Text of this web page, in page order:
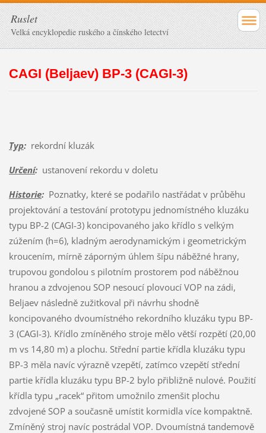
Ruslet
Velká encyklopedie ruského a čínského letectví
CAGI (Beljaev) BP-3 (CAGI-3)
Typ:rekordní kluzák
Určení:ustanovení rekordu v doletu
Historie:Poznatky, které se podařilo nastřádat v průběhu
projektování a testování prototypu jednomístného kluzáku
typu BP-2 (CAGI-3) koncipovaného jako křídlo s velkým
zúžením (h=6), kladným aerodynamickým i geometrickým
kroucením, mírně záporným úhlem šípu náběžné hrany,
trupovou gondolou s pilotním prostorem pod náběžnou
hranou a zdvojenou SOP nesoucí plovoucí VOP na zádi,
Beljaev následně zužitkoval při návrhu shodně
koncipovaného dvoumístného rekordního kluzáku typu BP-
3 (CAGI-3). Křídlo zmíněného stroje mělo větší rozpětí (20,00
m vs 14,80 m) a plochu. Střední partie křídla kluzáku typu
BP-3 měla navíc výrazně vzepětí, zatímco vzepětí střední
partie křídla kluzáku typu BP-2 bylo přibližně nulové. Použití
křídla typu „racek“ přitom umožnilo zmenšit plochu
zdvojené SOP a současně umístit kormidla více kompaktně.
Zmíněný stroj navíc postrádal VOP. Dvoumístná tandemově